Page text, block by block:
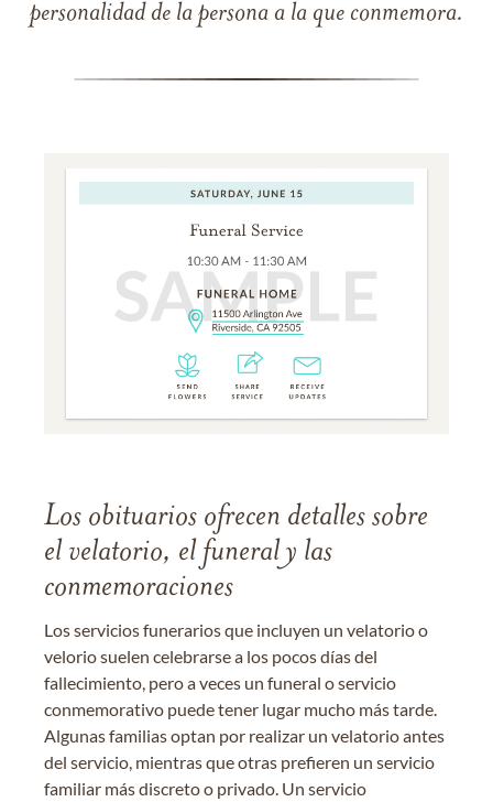
personalidad de la persona a la que conmemora.
Los obituarios ofrecen detalles sobre
el velatorio, el funeral y las
conmemoraciones
Los servicios funerarios que incluyen un velatorio o
velorio suelen celebrarse a los pocos días del
fallecimiento, pero a veces un funeral o servicio
conmemorativo puede tener lugar mucho más tarde.
Algunas familias optan por realizar un velatorio antes
del servicio, mientras que otras prefieren un servicio
familiar más discreto o privado. Un servicio